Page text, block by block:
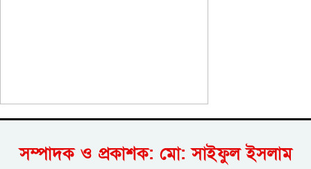
সম্পাদক ও প্রকাশক: মো: সাইফুল ইসলাম